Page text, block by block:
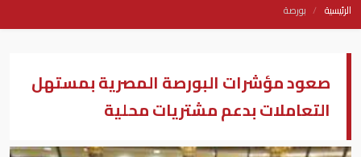
الرئيسية بورصة
صعود مؤشرات البورصة المصرية بمستهل
التعاملات بدعم مشتريات محلية